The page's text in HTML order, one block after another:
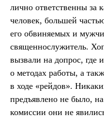
лично ответственны за
человек, большей
его обвиняемых и
священнослужитель.
вызвали на допрос, где
о методах работы, а
в ходе «рейдов».
предъявлено не было,
комиссии они не